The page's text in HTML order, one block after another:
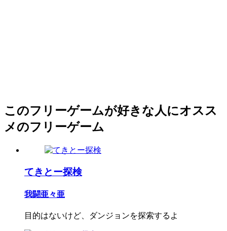
このフリーゲームが好きな人にオスス
メのフリーゲーム
てきとー探検
我闘亜々亜
目的はないけど、ダンジョンを探索するよ